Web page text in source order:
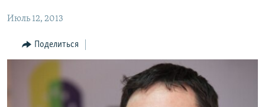
основной
Перейти
поиску
ЭКОНОМИКА
РЕГИОН
НАГОРНЫЙ КАРАБАХ
КУЛЬТУРА
Июль 12, 2013
Поделиться